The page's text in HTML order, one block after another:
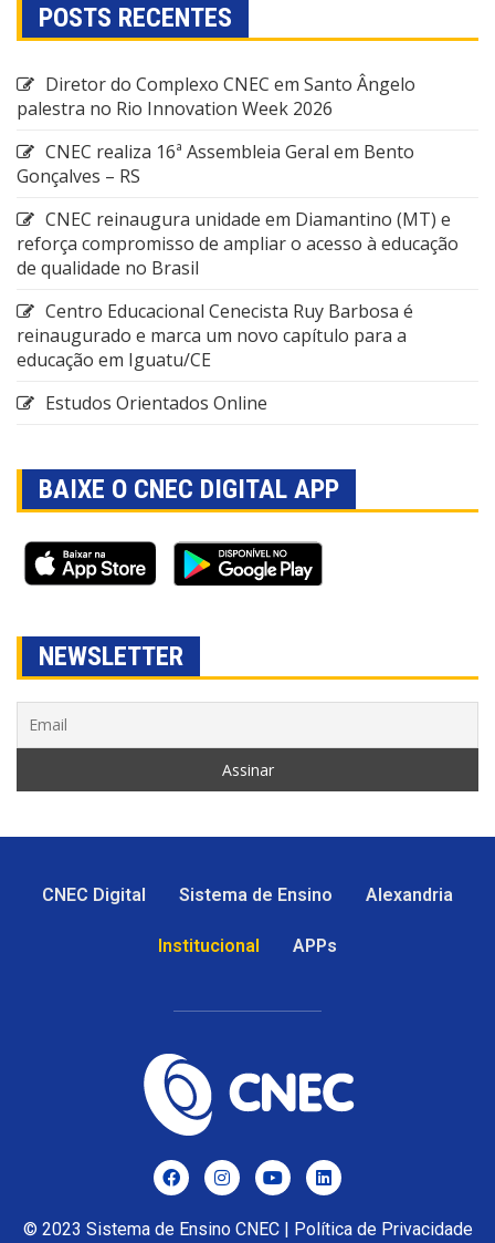
POSTS RECENTES
Diretor do Complexo CNEC em Santo Ângelo
palestra no Rio Innovation Week 2026
CNEC realiza 16ª Assembleia Geral em Bento
Gonçalves – RS
CNEC reinaugura unidade em Diamantino (MT) e
reforça compromisso de ampliar o acesso à educação
de qualidade no Brasil
Centro Educacional Cenecista Ruy Barbosa é
reinaugurado e marca um novo capítulo para a
educação em Iguatu/CE
Estudos Orientados Online
BAIXE O CNEC DIGITAL APP
NEWSLETTER
CNEC Digital Sistema de Ensino Alexandria
Institucional APPs
© 2023 Sistema de Ensino CNEC| Política de Privacidade